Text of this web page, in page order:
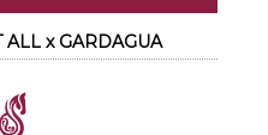
x GARDAGUA